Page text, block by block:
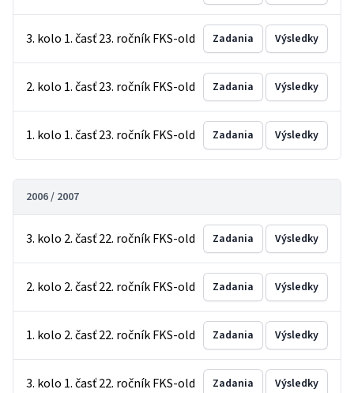
3. kolo 1. časť 23. ročník FKS-old Zadania Výsledky
2. kolo 1. časť 23. ročník FKS-old Zadania Výsledky
1. kolo 1. časť 23. ročník FKS-old Zadania Výsledky
2006 / 2007
3. kolo 2. časť 22. ročník FKS-old Zadania Výsledky
2. kolo 2. časť 22. ročník FKS-old Zadania Výsledky
1. kolo 2. časť 22. ročník FKS-old Zadania Výsledky
3. kolo 1. časť 22. ročník FKS-old Zadania Výsledky